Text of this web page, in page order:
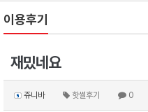
이용후기
재밌네요
쥬니바 핫썰후기 0